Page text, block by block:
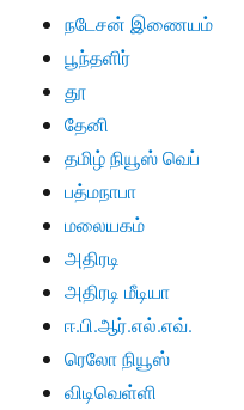
நடேசன் இணையம்
பூந்தளிர்
தூ
தேனி
தமிழ் நியூஸ் வெப்
பத்மநாபா
மலையகம்
அதிரடி
அதிரடி மீடியா
ஈ.பி.ஆர்.எல்.எவ்.
ரெலோ நியூஸ்
விடிவெள்ளி